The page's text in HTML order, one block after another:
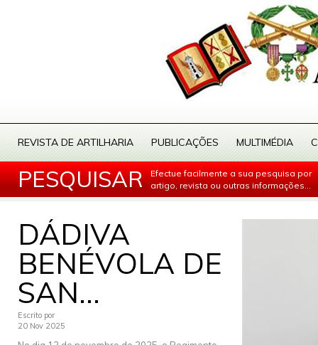
REVISTA DE ARTILHARIA PUBLICAÇÕES MULTIMÉDIA
PESQUISAR
Efectue facilmente a sua pesquisa por
artigo, revista ou outras informações...
DÁDIVA
BENÉVOLA DE
SAN...
Escrito por
20 Nov 2025